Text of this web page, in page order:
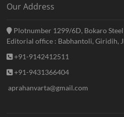
Our Address
Plotnumber 1299/6D, Bokaro
Editorial office : Babhantoli, Giridih,
+91-9142412511
+91-9431366404
aprahanvarta@gmail.com